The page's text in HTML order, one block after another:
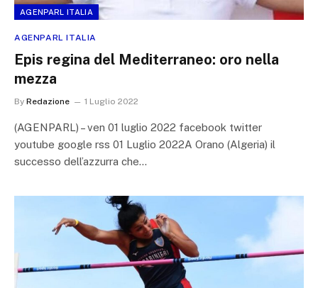
AGENPARL ITALIA
AGENPARL ITALIA
Epis regina del Mediterraneo: oro nella
mezza
By Redazione 1 Luglio 2022
(AGENPARL) – ven 01 luglio 2022 facebook twitter
youtube google rss 01 Luglio 2022A Orano (Algeria) il
successo dell’azzurra che…